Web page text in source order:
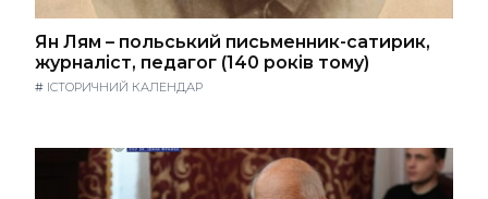
Ян Лям – польський письменник-сатирик,
журналіст, педагог (140 років тому)
# ІСТОРИЧНИЙ КАЛЕНДАР